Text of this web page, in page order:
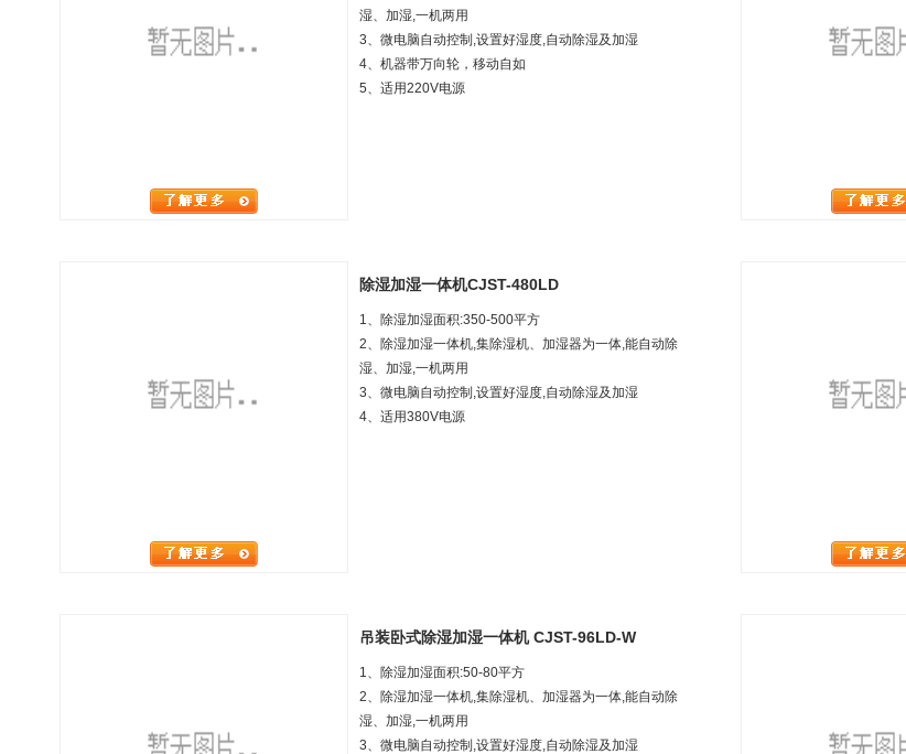
湿、加湿,一机两用
3、微电脑自动控制,设置好湿度,自动除湿及加湿
4、机器带万向轮，移动自如
5、适用220V电源
除湿加湿一体机CJST-480LD
1、除湿加湿面积:350-500平方
2、除湿加湿一体机,集除湿机、加湿器为一体,能自动除
湿、加湿,一机两用
3、微电脑自动控制,设置好湿度,自动除湿及加湿
4、 适用380V电源
吊装卧式除湿加湿一体机 CJST-96LD-W
1、除湿加湿面积:50-80平方
2、除湿加湿一体机,集除湿机、加湿器为一体,能自动除
湿、加湿,一机两用
3、微电脑自动控制,设置好湿度,自动除湿及加湿